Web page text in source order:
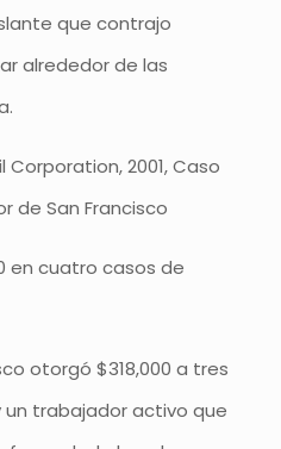
que contrajo
alrededor de las
Corporation, 2001, Caso
de San Francisco
en cuatro casos de
otorgó $318,000 a tres
trabajador activo que